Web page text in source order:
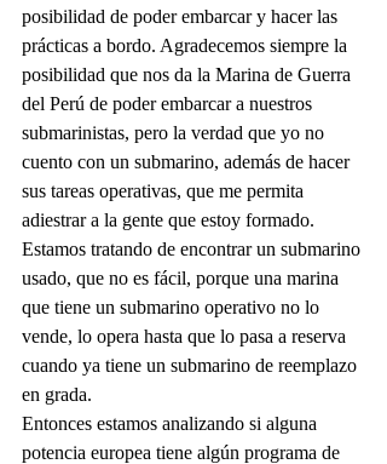
posibilidad de poder embarcar y hacer las
prácticas a bordo. Agradecemos siempre la
posibilidad que nos da la Marina de Guerra
del Perú de poder embarcar a nuestros
submarinistas, pero la verdad que yo no
cuento con un submarino, además de hacer
sus tareas operativas, que me permita
adiestrar a la gente que estoy formado.
Estamos tratando de encontrar un submarino
usado, que no es fácil, porque una marina
que tiene un submarino operativo no lo
vende, lo opera hasta que lo pasa a reserva
cuando ya tiene un submarino de reemplazo
en grada.
Entonces estamos analizando si alguna
potencia europea tiene algún programa de